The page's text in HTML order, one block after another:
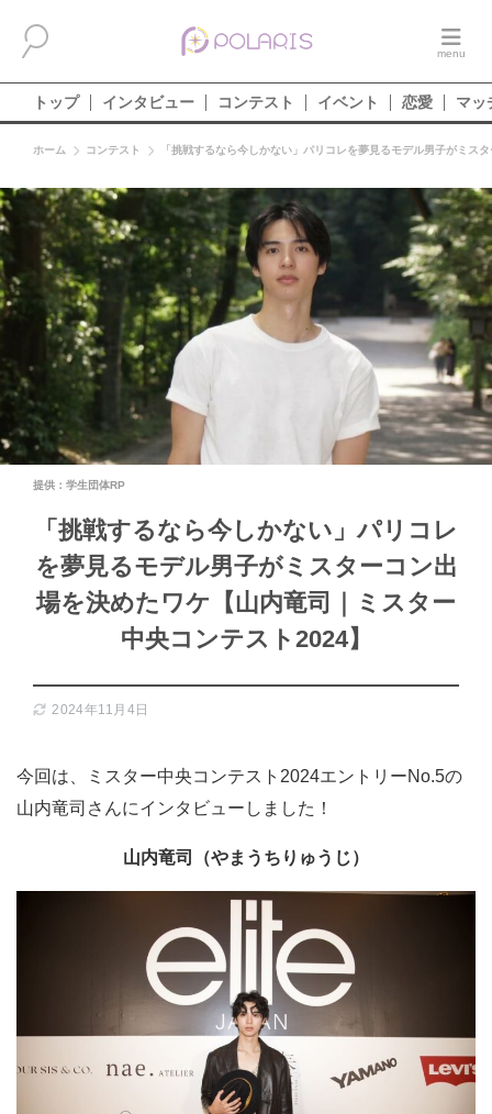
トップ インタビュー コンテスト イベント 恋愛 マッ
ホーム コンテスト 「挑戦するなら今しかない」パリコレを夢見るモデル男子がミ
提供：学生団体RP
「挑戦するなら今しかない」パリコレ
を夢見るモデル男子がミスターコン出
場を決めたワケ【山内竜司｜ミスター
中央コンテスト2024】
2024年11月4日
今回は、ミスター中央コンテスト2024エントリーNo.5の
山内竜司さんにインタビューしました！
山内竜司（やまうちりゅうじ）